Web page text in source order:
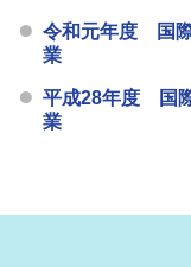
令和元年度 国
業
平成28年度 国
業